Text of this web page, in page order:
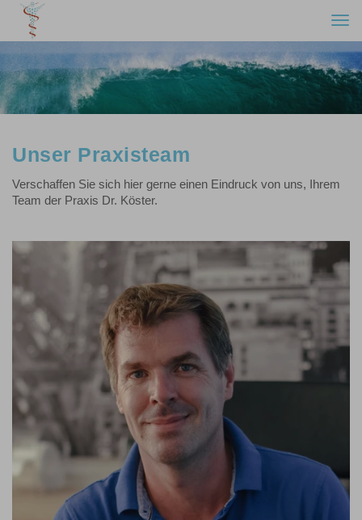
Unser Praxisteam
Verschaffen Sie sich hier gerne einen Eindruck von uns, Ihrem
Team der Praxis Dr. Köster.